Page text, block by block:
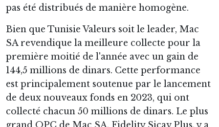
pas été distribués de manière homogène.
Bien que Tunisie Valeurs soit le leader, Mac
SA revendique la meilleure collecte pour la
première moitié de l'année avec un gain de
144,5 millions de dinars. Cette performance
est principalement soutenue par le lancement
de deux nouveaux fonds en 2023, qui ont
collecté chacun 50 millions de dinars. Le plus
grand OPC de Mac SA, Fidelity Sicav Plus, y a